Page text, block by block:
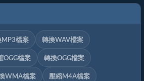
MP3檔案 轉換WAV檔案
OGG檔案 轉換OGG檔案
WMA檔案 壓縮M4A檔案